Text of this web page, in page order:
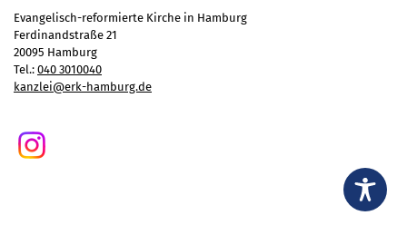
Kinder- und Jugendfreizeiten
Ehrenamtliche Mitarbeit
Diakonie
Stiftung Altenhof
Aktuelles
Evangelisch-reformierte Kirche in Hamburg
Ferdinandstraße 21
20095 Hamburg
Tel.: 040 3010040
kanzlei@erk-hamburg.de